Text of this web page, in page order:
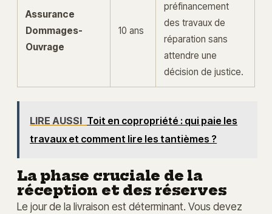
Assurance
Dommages-
Ouvrage
10 ans
préfinancement
des travaux de
réparation sans
attendre une
décision de justice.
LIRE AUSSI Toit en copropriété : qui paie les
travaux et comment lire les tantièmes ?
La phase cruciale de la
réception et des réserves
Le jour de la livraison est déterminant. Vous devez